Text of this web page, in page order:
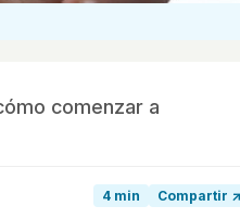
comenzar a
4 min Compartir ↗